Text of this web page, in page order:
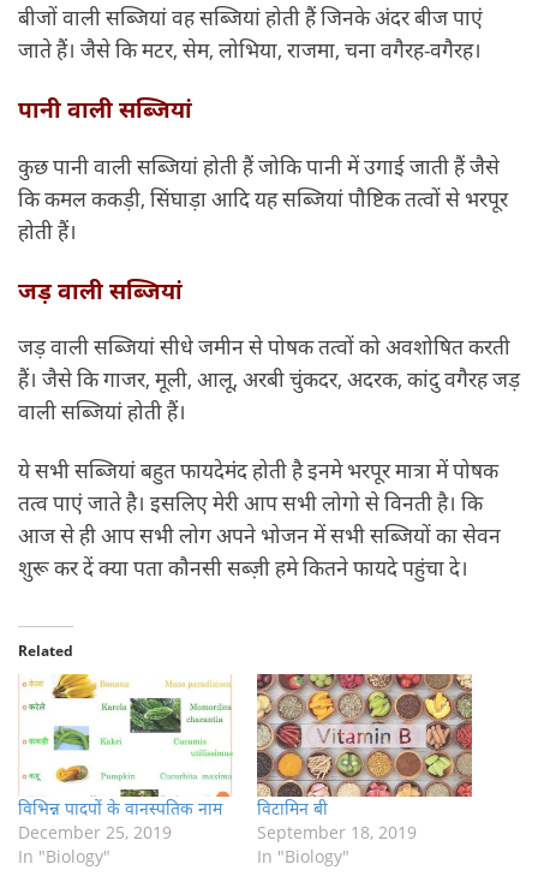
बीजों वाली सब्जियां वह सब्जियां होती हैं जिनके अंदर बीज पाएं
जाते हैं। जैसे कि मटर, सेम, लोभिया, राजमा, चना वगैरह-वगैरह।
पानी वाली सब्जियां
कुछ पानी वाली सब्जियां होती हैं जोकि पानी में उगाई जाती हैं जैसे
कि कमल ककड़ी, सिंघाड़ा आदि यह सब्जियां पौष्टिक तत्वों से भरपूर
होती हैं।
जड़ वाली सब्जियां
जड़ वाली सब्जियां सीधे जमीन से पोषक तत्वों को अवशोषित करती
हैं। जैसे कि गाजर, मूली, आलू, अरबी चुंकदर, अदरक, कांदु वगैरह जड़
वाली सब्जियां होती हैं।
ये सभी सब्जियां बहुत फायदेमंद होती है इनमे भरपूर मात्रा में पोषक
तत्व पाएं जाते है। इसलिए मेरी आप सभी लोगो से विनती है। कि
आज से ही आप सभी लोग अपने भोजन में सभी सब्जियों का सेवन
शुरू कर दें क्या पता कौनसी सब्ज़ी हमे कितने फायदे पहुंचा दे।
Related
विभिन्न पादपों के वानस्पतिक नाम
December 25, 2019
In "Biology"
विटामिन बी
September 18, 2019
In "Biology"